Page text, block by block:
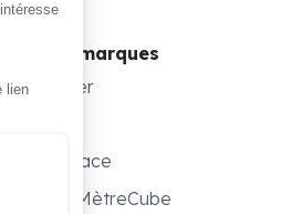
Nos marques
Subter
Surplace
PetitMètreCube